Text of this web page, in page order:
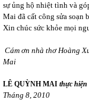
sự ủng hộ nhiệt tình và
Mai đã cất công sửa soạn
Xin chúc sức khỏe mọi
Cám ơn nhà thơ Hoàng
Mai
LÊ QUỲNH MAI thực hiện
Tháng 8, 2010